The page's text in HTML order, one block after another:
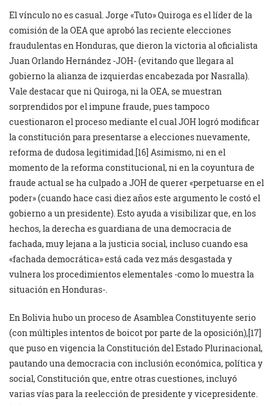
El vínculo no es casual. Jorge «Tuto» Quiroga es el líder de la
comisión de la OEA que aprobó las reciente elecciones
fraudulentas en Honduras, que dieron la victoria al oficialista
Juan Orlando Hernández -JOH- (evitando que llegara al
gobierno la alianza de izquierdas encabezada por Nasralla).
Vale destacar que ni Quiroga, ni la OEA, se muestran
sorprendidos por el impune fraude, pues tampoco
cuestionaron el proceso mediante el cual JOH logró modificar
la constitución para presentarse a elecciones nuevamente,
reforma de dudosa legitimidad.[16] Asimismo, ni en el
momento de la reforma constitucional, ni en la coyuntura de
fraude actual se ha culpado a JOH de querer «perpetuarse en el
poder» (cuando hace casi diez años este argumento le costó el
gobierno a un presidente). Esto ayuda a visibilizar que, en los
hechos, la derecha es guardiana de una democracia de
fachada, muy lejana a la justicia social, incluso cuando esa
«fachada democrática» está cada vez más desgastada y
vulnera los procedimientos elementales -como lo muestra la
situación en Honduras-.
En Bolivia hubo un proceso de Asamblea Constituyente serio
(con múltiples intentos de boicot por parte de la oposición),[17]
que puso en vigencia la Constitución del Estado Plurinacional,
pautando una democracia con inclusión económica, política y
social, Constitución que, entre otras cuestiones, incluyó
varias vías para la reelección de presidente y vicepresidente.